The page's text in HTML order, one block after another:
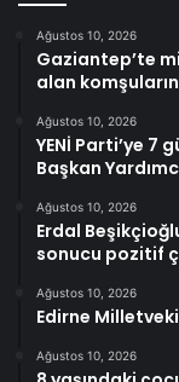
Ağustos 10, 2026
Gaziantep’te
alan
Ağustos 10, 2026
YENİ Parti’ye 7
Başkan
Ağustos 10, 2026
Erdal
sonucu pozitif
Ağustos 10, 2026
Edirne
Ağustos 10, 2026